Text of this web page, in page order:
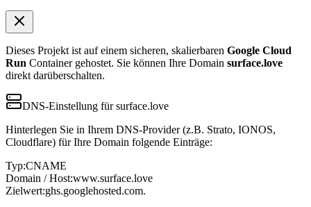
Dieses Projekt ist auf einem sicheren, skalierbaren Google Cloud
Run Container gehostet. Sie können Ihre Domain surface.love
direkt darüberschalten.
DNS-Einstellung für surface.love
Hinterlegen Sie in Ihrem DNS-Provider (z.B. Strato, IONOS,
Cloudflare) für Ihre Domain folgende Einträge:
Typ:CNAME
Domain / Host:www.surface.love
Zielwert:ghs.googlehosted.com.